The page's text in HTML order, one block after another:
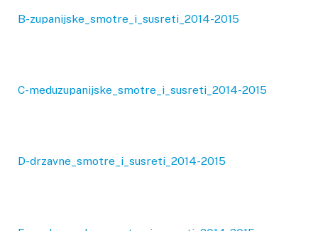
B-zupanijske_smotre_i_susreti_2014-2015
C-meduzupanijske_smotre_i_susreti_2014-2015
D-drzavne_smotre_i_susreti_2014-2015